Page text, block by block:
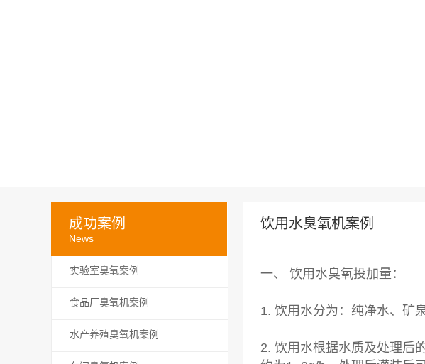
成功案例
News
实验室臭氧案例
食品厂臭氧机案例
水产养殖臭氧机案例
饮用水臭氧机案例
一、 饮用水臭氧投加量：
1. 饮用水分为：纯净水、矿
2. 饮用水根据水质及处理后